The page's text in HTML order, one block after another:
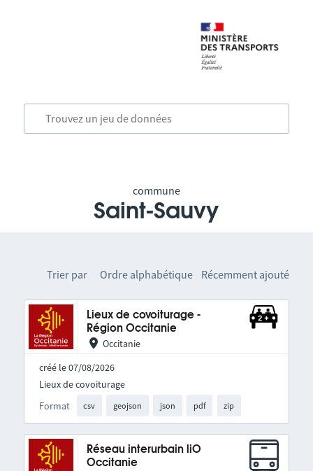
commune
Saint-Sauvy
Trier par Ordre alphabétique Récemment ajouté
Lieux de covoiturage -
Région Occitanie
Occitanie
créé le 07/08/2026
Format csv geojson json pdf zip
Lieux de covoiturage
Réseau interurbain liO
Occitanie